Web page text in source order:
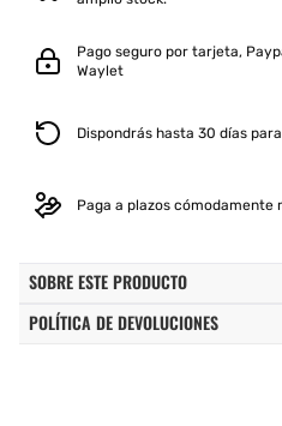
Pago seguro por tarjeta,
Waylet
Dispondrás hasta 30 días
Paga a plazos cómodamente
SOBRE ESTE PRODUCTO
POLÍTICA DE DEVOLUCIONES